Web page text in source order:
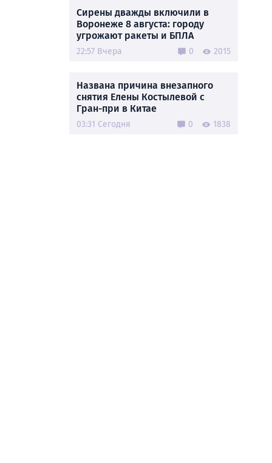
Сирены дважды включили в
Воронеже 8 августа: городу
угрожают ракеты и БПЛА
22:57 Вчера 0 2015
Названа причина внезапного
снятия Елены Костылевой с
Гран-при в Китае
03:31 Сегодня 0 1838